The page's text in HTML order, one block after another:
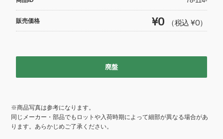
b
o
販売価格 ¥0 （税込 ¥0）
廃盤
※商品写真は参考になります。
同じメーカー・部品でもロットや入荷時期によって細部が異なる場合があ
ります。あらかじめご了承ください。